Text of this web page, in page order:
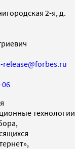
2-я, д.
release@forbes.ru
06
технологии